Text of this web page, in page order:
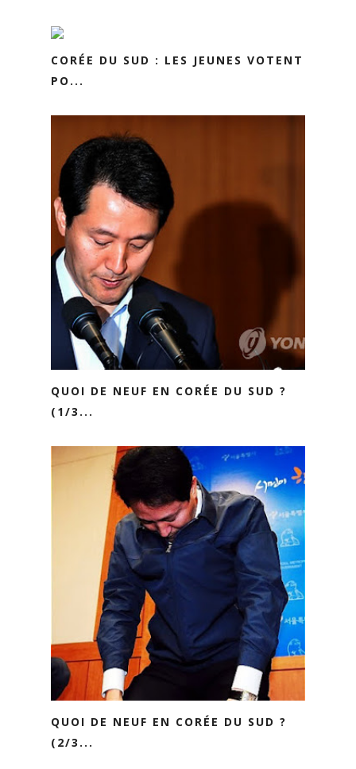
CORÉE DU SUD : LES JEUNES VOTENT
PO...
QUOI DE NEUF EN CORÉE DU SUD ?
(1/3...
QUOI DE NEUF EN CORÉE DU SUD ?
(2/3...